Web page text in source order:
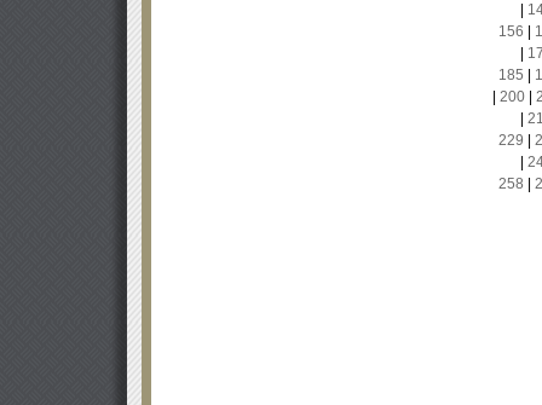
156
185
200|
229
258